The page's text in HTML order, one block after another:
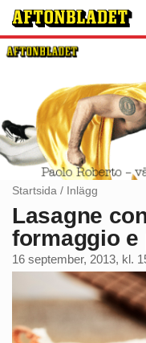
Startsida / Inlägg
Lasagne
formaggio
16 september, 2013, kl.